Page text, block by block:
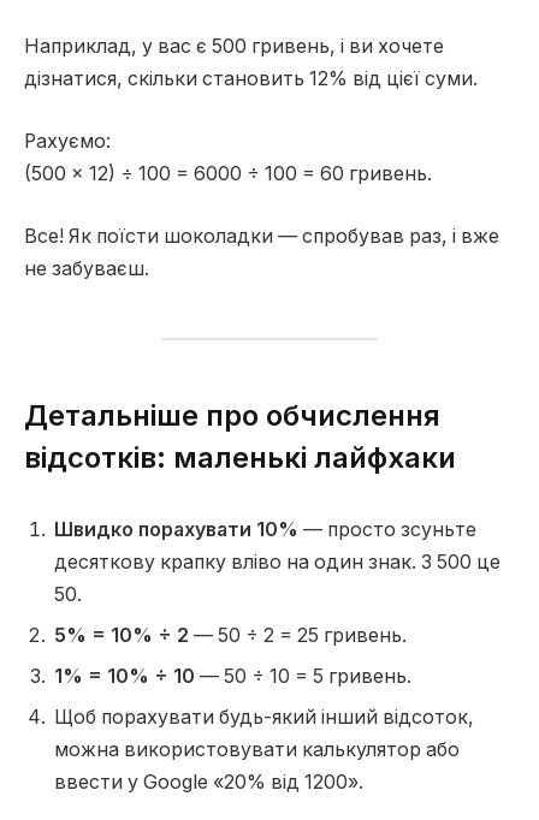
Наприклад, у вас є 500 гривень, і ви хочете
дізнатися, скільки становить 12% від цієї суми.
Рахуємо:
(500 × 12) ÷ 100 = 6000 ÷ 100 = 60 гривень.
Все! Як поїсти шоколадки — спробував раз, і вже
не забуваєш.
Детальніше про обчислення
відсотків: маленькі лайфхаки
Швидко порахувати 10% — просто зсуньте
десяткову крапку вліво на один знак. З 500 це
50.
5% = 10% ÷ 2 — 50 ÷ 2 = 25 гривень.
1% = 10% ÷ 10 — 50 ÷ 10 = 5 гривень.
Щоб порахувати будь-який інший відсоток,
можна використовувати калькулятор або
ввести у Google «20% від 1200».